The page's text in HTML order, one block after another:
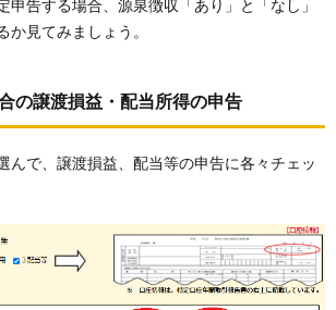
申告する場合、源泉徴収「あり」と「なし」
か見てみましょう。
の譲渡損益・配当所得の申告
んで、譲渡損益、配当等の申告に各々チェッ